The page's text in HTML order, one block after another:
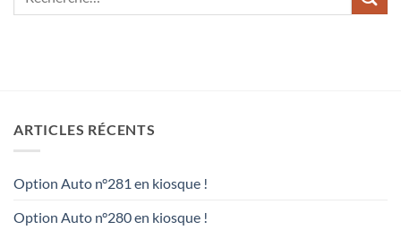
ARTICLES RÉCENTS
Option Auto n°281 en kiosque !
Option Auto n°280 en kiosque !